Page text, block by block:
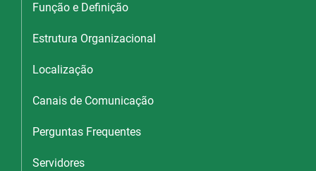
Função e Definição
Estrutura Organizacional
Localização
Canais de Comunicação
Perguntas Frequentes
Servidores